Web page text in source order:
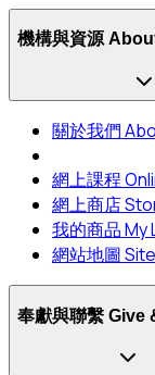
機構與資源
關於我們
網上課程
網上商店
我的商品 My
網站地圖
奉獻與聯繫 Give